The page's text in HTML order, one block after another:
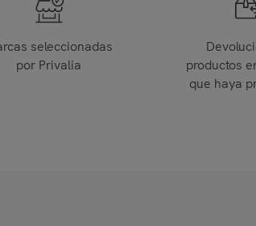
seleccionadas
por Privalia
productos
que haya